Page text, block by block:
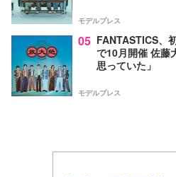
モデルプレス
05 FANTASTICS、
で10月開催 佐藤
思っていた」
モデルプレス